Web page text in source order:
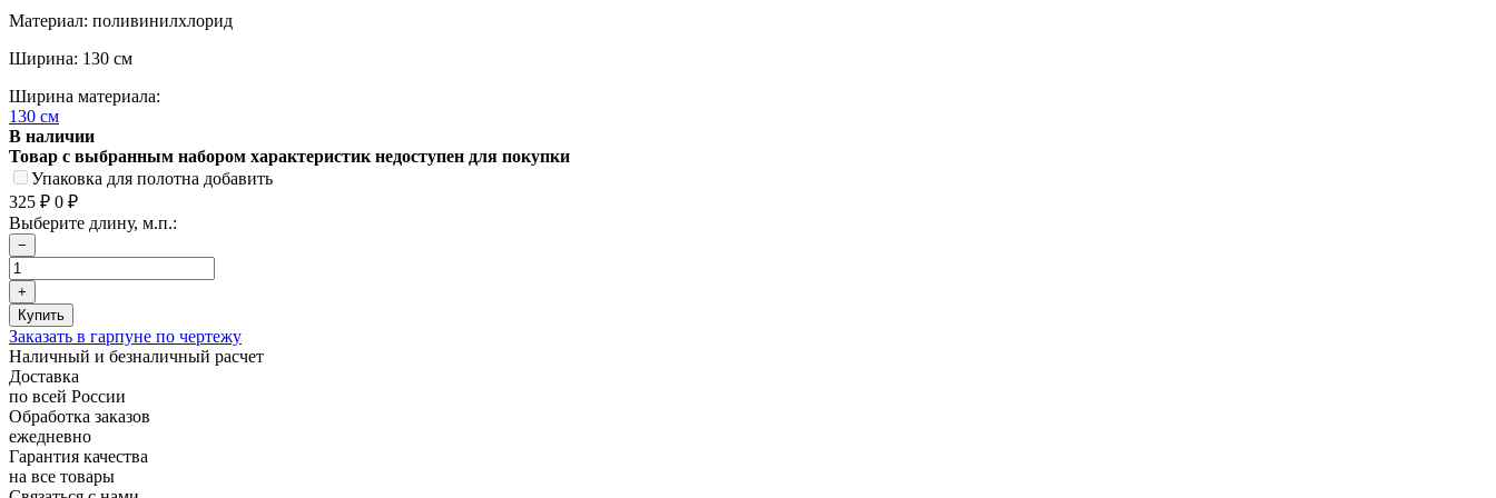
Материал: поливинилхлорид
Ширина: 130 см
Ширина материала:
130 см
В наличии
Товар с выбранным набором характеристик недоступен для покупки
Упаковка для полотна добавить
325 ₽ 0 ₽
Выберите длину, м.п.:
Заказать в гарпуне по чертежу
Наличный и безналичный расчет
Доставка
по всей России
Обработка заказов
ежедневно
Гарантия качества
на все товары